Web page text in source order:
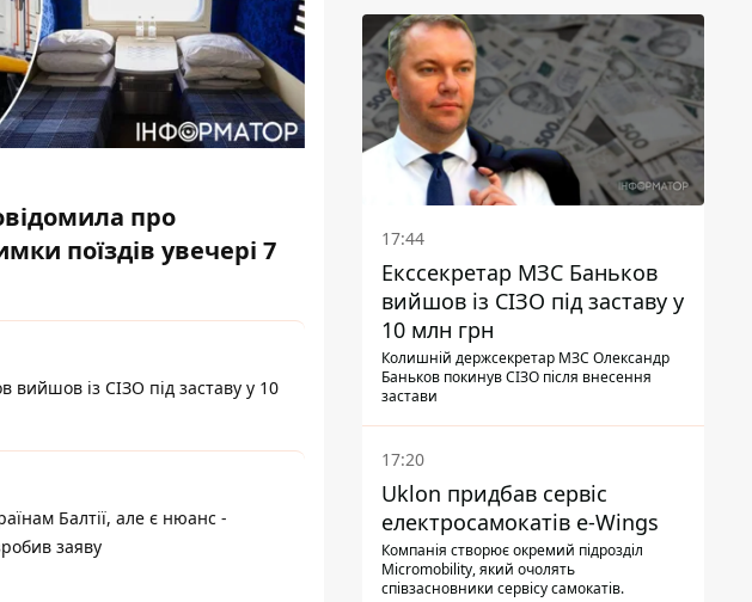
про
поїздів увечері 7
вийшов із СІЗО під заставу у 10
Балтії, але є нюанс -
заяву
17:44
Екссекретар МЗС Баньков
вийшов із СІЗО під заставу у
10 млн грн
Колишній держсекретар МЗС Олександр
Баньков покинув СІЗО після внесення
застави
17:20
Uklon придбав сервіс
електросамокатів e-Wings
Компанія створює окремий підрозділ
Micromobility, який очолять
співзасновники сервісу самокатів.